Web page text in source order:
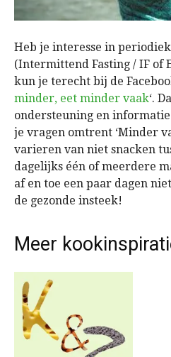
Heb je interesse in
(Intermittend Fasting / IF of
kun je terecht bij de
minder, eet minder vaak‘.
ondersteuning en
je vragen omtrent ‘Minder
varieren van niet snacken
dagelijks één of meerdere
af en toe een paar dagen
de gezonde insteek!
Meer